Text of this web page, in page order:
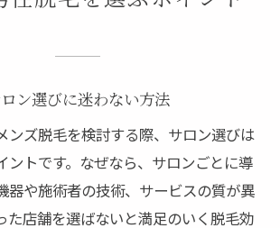
ン選びに迷わない方法
ンズ脱毛を検討する際、サロン選びは
ントです。なぜなら、サロンごとに導
器や施術者の技術、サービスの質が異
た店舗を選ばないと満足のいく脱毛効